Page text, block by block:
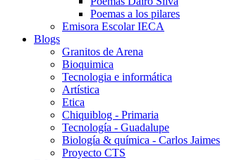
Poemas a los pilares
Emisora Escolar IECA
Blogs
Granitos de Arena
Bioquimica
Tecnologia e informática
Artística
Etica
Chiquiblog - Primaria
Tecnología - Guadalupe
Biología & química - Carlos Jaimes
Proyecto CTS